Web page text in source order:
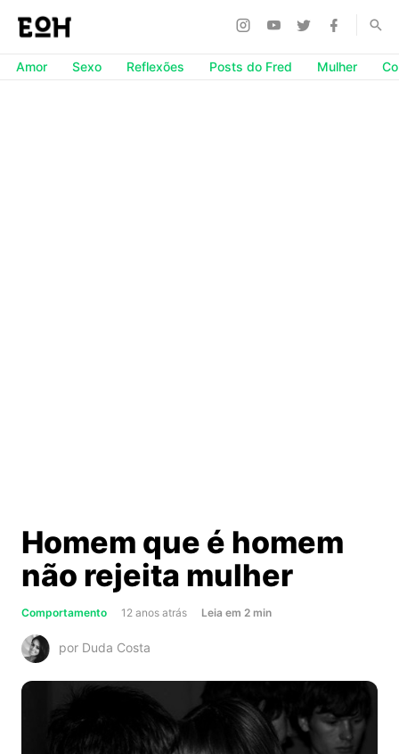
Amor Sexo Reflexões Posts do Fred Mulher
Homem que é homem
não rejeita mulher
Comportamento 12 anos atrás Leia about
homem
não
rejeita
em 2 min
por Duda Costa